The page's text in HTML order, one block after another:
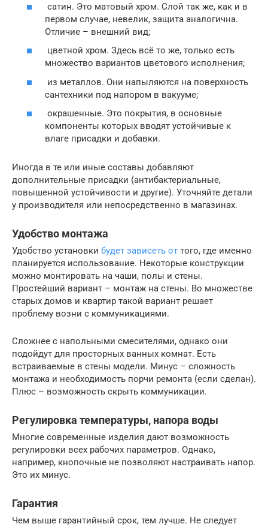
сатин. Это матовый хром. Слой так же, как и в
первом случае, невелик, защита аналогична.
Отличие – внешний вид;
цветной хром. Здесь всё то же, только есть
множество вариантов цветового исполнения;
из металлов. Они напыляются на поверхность
сантехники под напором в вакууме;
окрашенные. Это покрытия, в основные
компоненты которых вводят устойчивые к
влаге присадки и добавки.
Иногда в те или иные составы добавляют
дополнительные присадки (антибактериальные,
повышенной устойчивости и другие). Уточняйте детали
у производителя или непосредственно в магазинах.
Удобство монтажа
Удобство установки будет зависеть от того, где именно
планируется использование. Некоторые конструкции
можно монтировать на чаши, полы и стены.
Простейший вариант – монтаж на стены. Во множестве
старых домов и квартир такой вариант решает
проблему возни с коммуникациями.
Сложнее с напольными смесителями, однако они
подойдут для просторных ванных комнат. Есть
встраиваемые в стены модели. Минус – сложность
монтажа и необходимость порчи ремонта (если сделан).
Плюс – возможность скрыть коммуникации.
Регулировка температуры, напора воды
Многие современные изделия дают возможность
регулировки всех рабочих параметров. Однако,
например, кнопочные не позволяют настраивать напор.
Это их минус.
Гарантия
Чем выше гарантийный срок, тем лучше. Не следует